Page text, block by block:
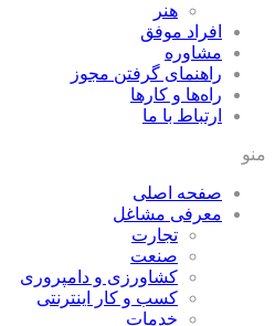
هنر
افراد موفق
مشاوره
راهنمای گرفتن مجوز
راه‌ها و كارها
ارتباط با ما
منو
صفحه اصلی
معرفی مشاغل
تجارت
صنعت
كشاورزی و دامپروری
كسب و كار اينترنتی
خدمات